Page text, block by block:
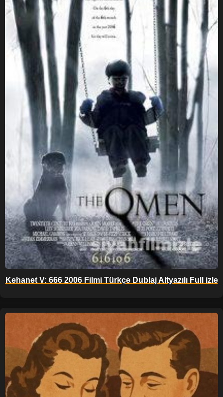
Kehanet V: 666 2006 Filmi Türkçe Dublaj Altyazılı Full izle